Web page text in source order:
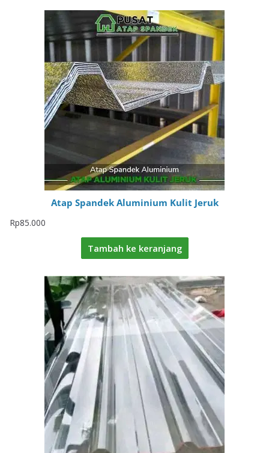
Atap Spandek Aluminium Kulit Jeruk
Rp85.000
Tambah ke keranjang